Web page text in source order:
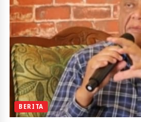
BERITA